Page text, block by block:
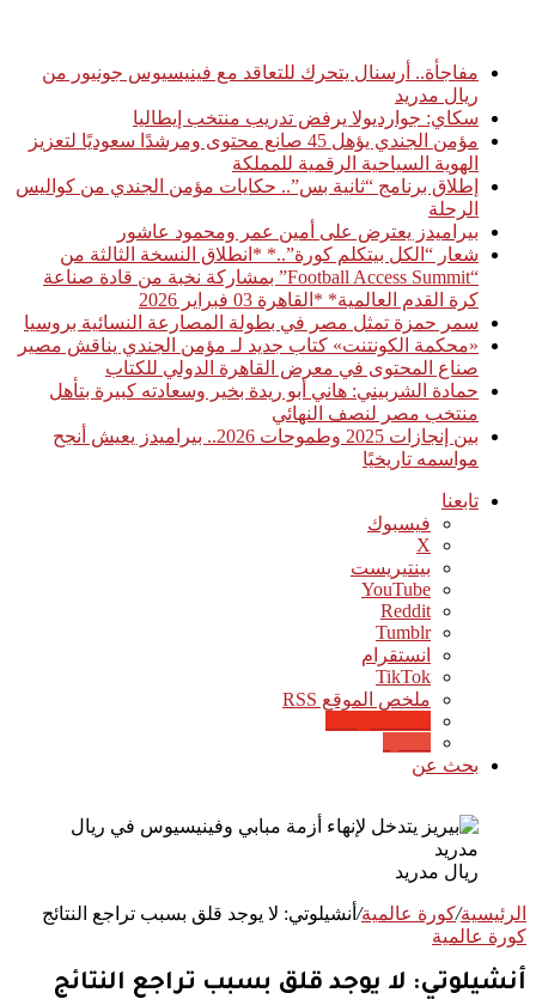
مفاجأة.. أرسنال يتحرك للتعاقد مع فينيسيوس جونيور من
ريال مدريد
سكاي: جوارديولا يرفض تدريب منتخب إيطاليا
مؤمن الجندي يؤهل 45 صانع محتوى ومرشدًا سعوديًا لتعزيز
الهوية السياحية الرقمية للمملكة
إطلاق برنامج “ثانية بس”.. حكايات مؤمن الجندي من كواليس
الرحلة
بيراميدز يعترض على أمين عمر ومحمود عاشور
شعار “الكل بيتكلم كورة”..* *انطلاق النسخة الثالثة من
“Football Access Summit” بمشاركة نخبة من قادة صناعة
كرة القدم العالمية* *القاهرة 03 فبراير 2026
سمر حمزة تمثل مصر في بطولة المصارعة النسائية بروسيا
«محكمة الكونتنت» كتاب جديد لـ مؤمن الجندي يناقش مصير
صناع المحتوى في معرض القاهرة الدولي للكتاب
حمادة الشربيني: هاني أبو ريدة بخير وسعادته كبيرة بتأهل
منتخب مصر لنصف النهائي
بين إنجازات 2025 وطموحات 2026.. بيراميدز يعيش أنجح
مواسمه تاريخيًا
تابعنا
فيسبوك
‫X
بينتيريست
‫YouTube
انستقرام
‫TikTok
ملخص الموقع RSS
بحث عن
ريال مدريد
الرئيسية/كورة عالمية/ أنشيلوتي: لا يوجد قلق بسبب تراجع النتائج
كورة عالمية
أنشيلوتي: لا يوجد قلق بسبب تراجع النتائج